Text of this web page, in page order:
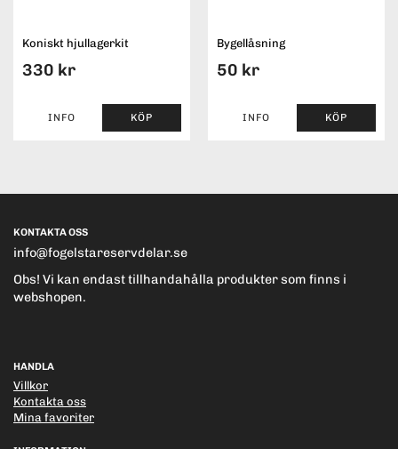
Koniskt hjullagerkit
330 kr
INFO KÖP
Bygellåsning
50 kr
INFO KÖP
KONTAKTA OSS
info@fogelstareservdelar.se
Obs! Vi kan endast tillhandahålla produkter som finns i
webshopen.
HANDLA
Villkor
Kontakta oss
Mina favoriter